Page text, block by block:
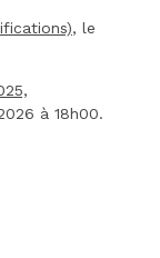
, le
à 18h00.